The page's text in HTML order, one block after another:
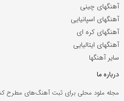
آهنگهای چینی
آهنگهای اسپانیایی
آهنگهای کره ای
آهنگهای ایتالیایی
سایر آهنگها
درباره ما
مجله ملود محلی برای ثبت آهنگ‌های مطرح